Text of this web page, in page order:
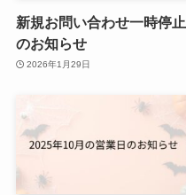
新規お問い合わせ一時停止
のお知らせ
2026年1月29日